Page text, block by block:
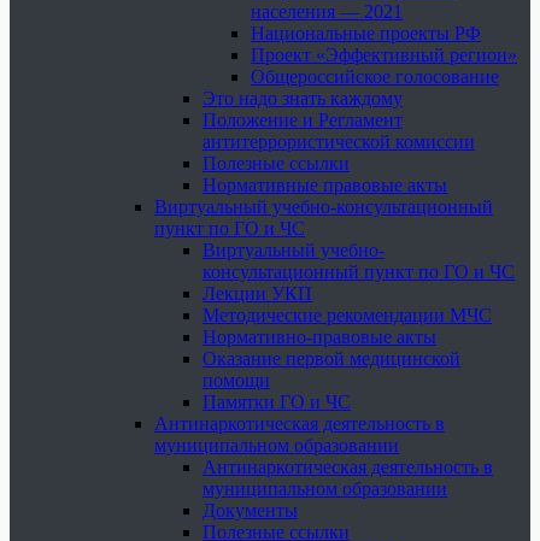
населения — 2021
Национальные проекты РФ
Проект «Эффективный регион»
Общероссийское голосование
Это надо знать каждому
Положение и Регламент
антитеррористической комиссии
Полезные ссылки
Нормативные правовые акты
Виртуальный учебно-консультационный
пункт по ГО и ЧС
Виртуальный учебно-
консультационный пункт по ГО и ЧС
Лекции УКП
Методические рекомендации МЧС
Нормативно-правовые акты
Оказание первой медицинской
помощи
Памятки ГО и ЧС
Антинаркотическая деятельность в
муниципальном образовании
Антинаркотическая деятельность в
муниципальном образовании
Документы
Полезные ссылки